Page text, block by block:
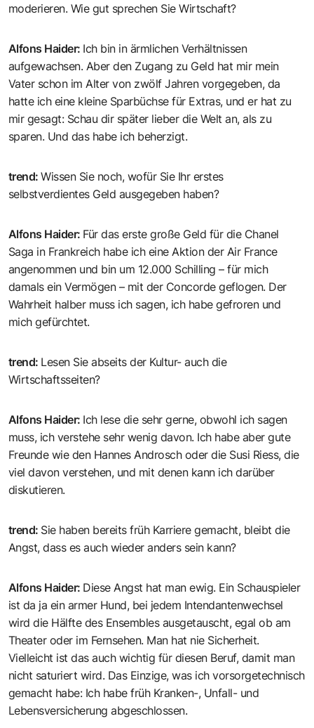
moderieren. Wie gut sprechen Sie Wirtschaft?
Alfons Haider: Ich bin in ärmlichen Verhältnissen
aufgewachsen. Aber den Zugang zu Geld hat mir mein
Vater schon im Alter von zwölf Jahren vorgegeben, da
hatte ich eine kleine Sparbüchse für Extras, und er hat zu
mir gesagt: Schau dir später lieber die Welt an, als zu
sparen. Und das habe ich beherzigt.
trend:Wissen Sie noch, wofür Sie Ihr erstes
selbstverdientes Geld ausgegeben haben?
Alfons Haider: Für das erste große Geld für die Chanel
Saga in Frankreich habe ich eine Aktion der Air France
angenommen und bin um 12.000 Schilling – für mich
damals ein Vermögen – mit der Concorde geflogen. Der
Wahrheit halber muss ich sagen, ich habe gefroren und
mich gefürchtet.
trend: Lesen Sie abseits der Kultur- auch die
Wirtschaftsseiten?
Alfons Haider: Ich lese die sehr gerne, obwohl ich sagen
muss, ich verstehe sehr wenig davon. Ich habe aber gute
Freunde wie den Hannes Androsch oder die Susi Riess, die
viel davon verstehen, und mit denen kann ich darüber
diskutieren.
trend: Sie haben bereits früh Karriere gemacht, bleibt die
Angst, dass es auch wieder anders sein kann?
Alfons Haider: Diese Angst hat man ewig. Ein Schauspieler
ist da ja ein armer Hund, bei jedem Intendantenwechsel
wird die Hälfte des Ensembles ausgetauscht, egal ob am
Theater oder im Fernsehen. Man hat nie Sicherheit.
Vielleicht ist das auch wichtig für diesen Beruf, damit man
nicht saturiert wird. Das Einzige, was ich vorsorgetechnisch
gemacht habe: Ich habe früh Kranken-, Unfall- und
Lebensversicherung abgeschlossen.